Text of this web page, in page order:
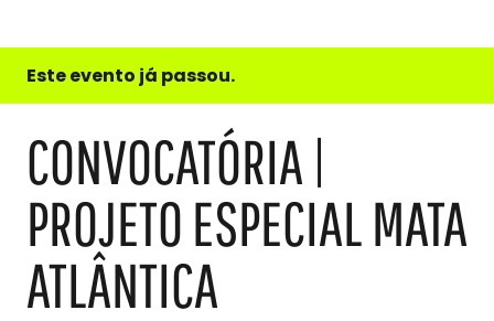
e
do
Este evento já passou.
CONVOCATÓRIA |
PROJETO ESPECIAL MATA
ATLÂNTICA